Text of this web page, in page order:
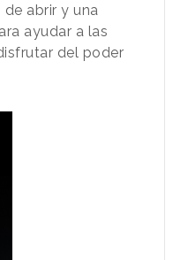
abrir y una
ayudar a las
del poder